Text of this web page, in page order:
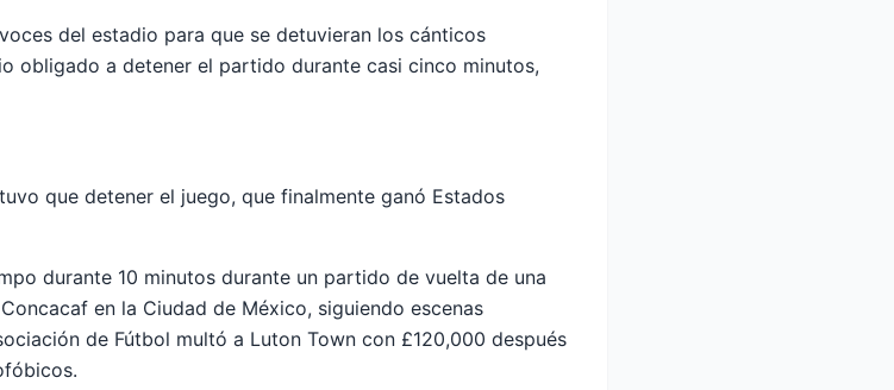
del estadio para que se detuvieran los cánticos
obligado a detener el partido durante casi cinco minutos,
que detener el juego, que finalmente ganó Estados
durante 10 minutos durante un partido de vuelta de una
en la Ciudad de México, siguiendo escenas
de Fútbol multó a Luton Town con £120,000 después